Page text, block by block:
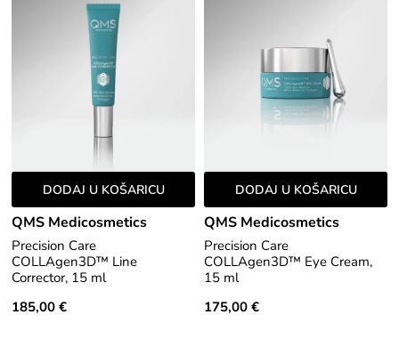
DODAJ U KOŠARICU
QMS Medicosmetics
Precision Care
COLLAgen3D™ Line
Corrector, 15 ml
185,00 €
DODAJ U KOŠARICU
QMS Medicosmetics
Precision Care
COLLAgen3D™ Eye Cream,
15 ml
175,00 €